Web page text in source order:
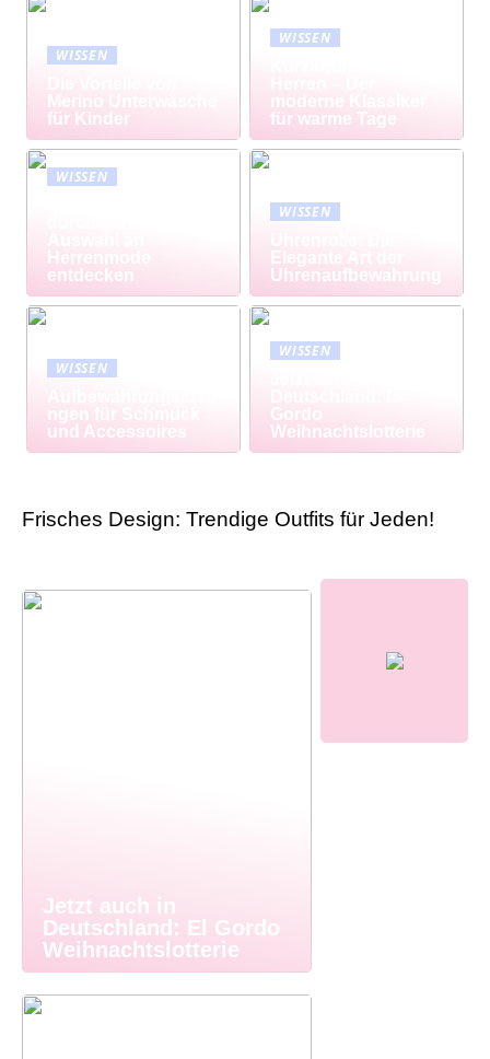
WISSEN
Merino Unterwäsche
für Kinder
WISSEN
moderne Klassiker
für warme Tage
WISSEN
Herrenmode
entdecken
WISSEN
Elegante Art der
Uhrenaufbewahrung
WISSEN
ngen für Schmuck
und Accessoires
WISSEN
Gordo
Weihnachtslotterie
Frisches Design: Trendige Outfits für Jeden!
Jetzt auch in
Deutschland: El Gordo
Weihnachtslotterie